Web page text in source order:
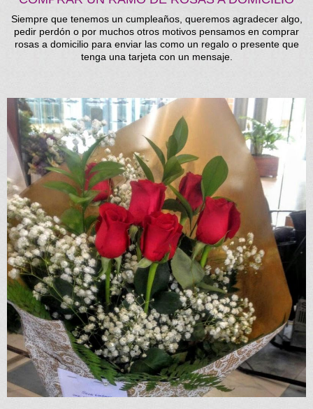
Siempre que tenemos un cumpleaños, queremos agradecer algo,
pedir perdón o por muchos otros motivos pensamos en comprar
rosas a domicilio para enviar las como un regalo o presente que
tenga una tarjeta con un mensaje.